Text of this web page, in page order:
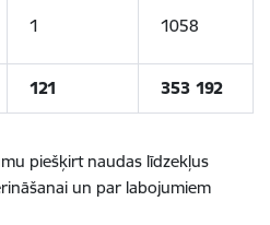
1 1058
121 353 192
piešķirt naudas līdzekļus
un par labojumiem